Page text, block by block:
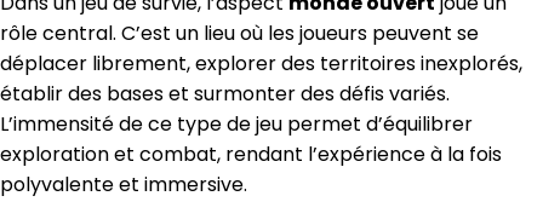
rôle central. C’est un lieu où les joueurs peuvent se
déplacer librement, explorer des territoires inexplorés,
établir des bases et surmonter des défis variés.
L’immensité de ce type de jeu permet d’équilibrer
exploration et combat, rendant l’expérience à la fois
polyvalente et immersive.